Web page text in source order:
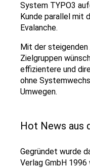
System TYPO3
Kunde parallel mit
Evalanche.
Mit der steigenden
Zielgruppen
effizientere und
ohne
Umwegen.
Hot News aus
Gegründet wurde
Verlag GmbH